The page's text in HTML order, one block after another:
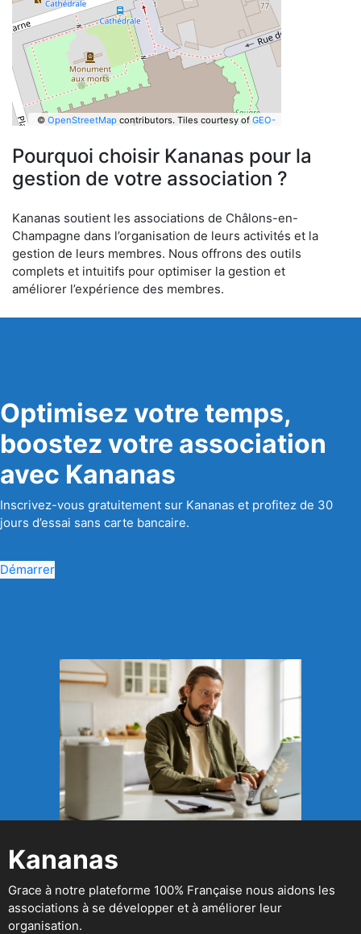
© OpenStreetMapcontributors. Tiles courtesy ofGEO-
Pourquoi choisir Kananas pour la
gestion de votre association ?
Kananas soutient les associations de Châlons-en-
Champagne dans l’organisation de leurs activités et la
gestion de leurs membres. Nous offrons des outils
complets et intuitifs pour optimiser la gestion et
améliorer l’expérience des membres.
Optimisez votre temps,
boostez votre association
avec Kananas
Inscrivez-vous gratuitement sur Kananas et profitez de 30
jours d’essai sans carte bancaire.
Démarrer
Kananas
Grace à notre plateforme 100% Française nous aidons les
associations à se développer et à améliorer leur
organisation.